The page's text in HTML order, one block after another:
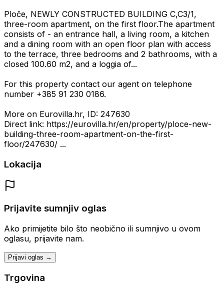
Ploče, NEWLY CONSTRUCTED BUILDING C,C3/1,
three-room apartment, on the first floor.The apartment
consists of - an entrance hall, a living room, a kitchen
and a dining room with an open floor plan with access
to the terrace, three bedrooms and 2 bathrooms, with a
closed 100.60 m2, and a loggia of...
For this property contact our agent on telephone
number +385 91 230 0186.
More on Eurovilla.hr, ID: 247630
Direct link: https://eurovilla.hr/en/property/ploce-new-
building-three-room-apartment-on-the-first-
floor/247630/ ...
Lokacija
Prijavite sumnjiv oglas
Ako primijetite bilo što neobično ili sumnjivo u ovom
oglasu, prijavite nam.
Prijavi oglas →
Trgovina